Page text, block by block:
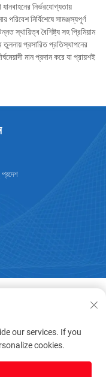
নির্ভরযোগ্যতায়
নির্বিশেষে সামঞ্জস্যপূর্ণ
স্থায়িত্ব বৈশিষ্ট্য সহ প্রিমিয়াম
তুলনায় প্রসারিত প্রতিস্থাপনের
মান প্রদান করে যা প্রায়শই
সমস্ত অধিকার সংরক্ষিত। -
our services. If you
cookies.